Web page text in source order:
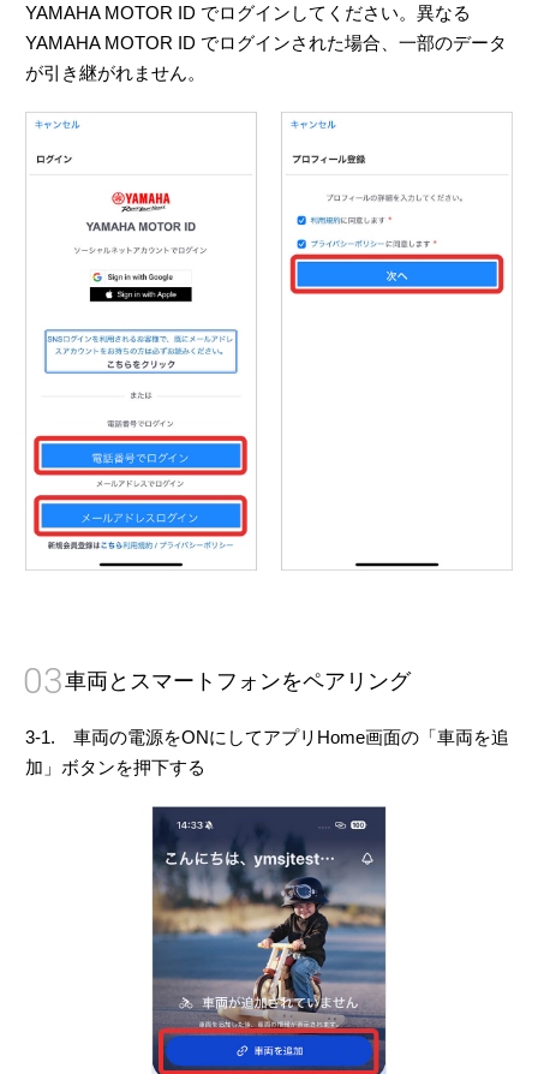
YAMAHA MOTOR ID でログインしてください。異なる
YAMAHA MOTOR ID でログインされた場合、一部のデータ
が引き継がれません。
03車両とスマートフォンをペアリング
3-1. 車両の電源をONにしてアプリHome画面の「車両を追
加」ボタンを押下する